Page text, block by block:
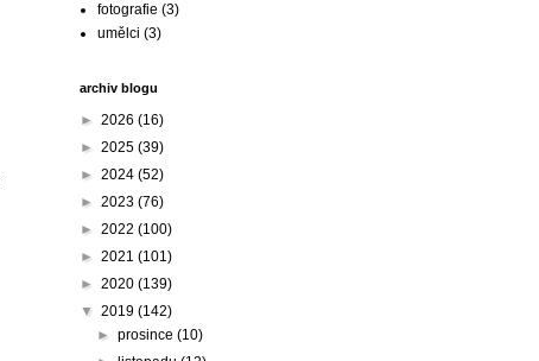
fotografie (3)
umělci (3)
archiv blogu
► 2026 (16)
► 2025 (39)
► 2024 (52)
► 2023 (76)
► 2022 (100)
► 2021 (101)
► 2020 (139)
▼ 2019 (142)
►prosince(10)